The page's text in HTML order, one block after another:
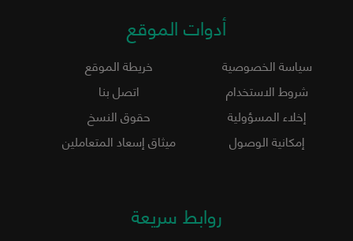
أدوات الموقع
سياسة الخصوصية
خريطة الموقع
شروط الاستخدام
اتصل بنا
إخلاء المسؤولية
حقوق النسخ
إمكانية الوصول
ميثاق إسعاد المتعاملين
روابط سريعة